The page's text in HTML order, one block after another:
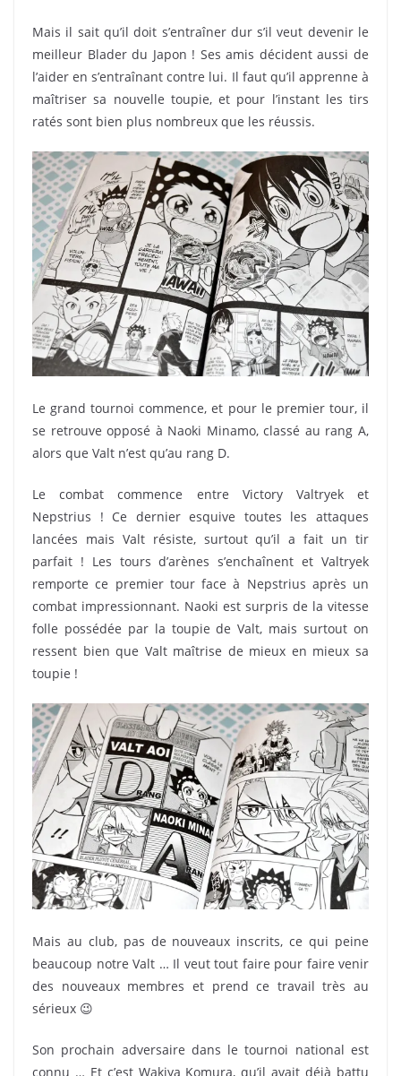
Mais il sait qu’il doit s’entraîner dur s’il veut devenir le
meilleur Blader du Japon ! Ses amis décident aussi de
l’aider en s’entraînant contre lui. Il faut qu’il apprenne à
maîtriser sa nouvelle toupie, et pour l’instant les tirs
ratés sont bien plus nombreux que les réussis.
Le grand tournoi commence, et pour le premier tour, il
se retrouve opposé à Naoki Minamo, classé au rang A,
alors que Valt n’est qu’au rang D.
Le combat commence entre Victory Valtryek et
Nepstrius ! Ce dernier esquive toutes les attaques
lancées mais Valt résiste, surtout qu’il a fait un tir
parfait ! Les tours d’arènes s’enchaînent et Valtryek
remporte ce premier tour face à Nepstrius après un
combat impressionnant. Naoki est surpris de la vitesse
folle possédée par la toupie de Valt, mais surtout on
ressent bien que Valt maîtrise de mieux en mieux sa
toupie !
Mais au club, pas de nouveaux inscrits, ce qui peine
beaucoup notre Valt … Il veut tout faire pour faire venir
des nouveaux membres et prend ce travail très au
sérieux 😉
Son prochain adversaire dans le tournoi national est
connu … Et c’est Wakiya Komura, qu’il avait déjà battu